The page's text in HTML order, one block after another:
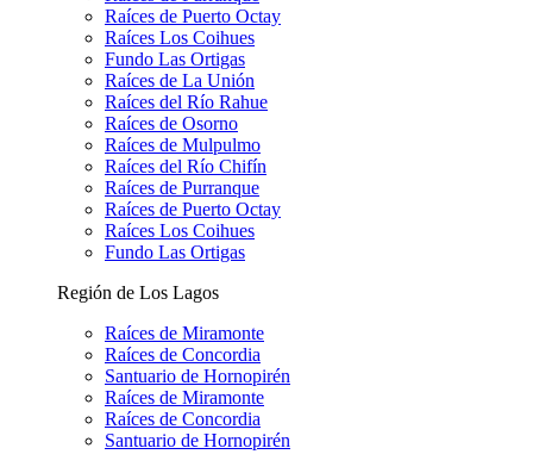
Raíces de Puerto Octay
Raíces Los Coihues
Fundo Las Ortigas
Raíces de La Unión
Raíces del Río Rahue
Raíces de Osorno
Raíces de Mulpulmo
Raíces del Río Chifín
Raíces de Purranque
Raíces de Puerto Octay
Raíces Los Coihues
Fundo Las Ortigas
Región de Los Lagos
Raíces de Miramonte
Raíces de Concordia
Santuario de Hornopirén
Raíces de Miramonte
Raíces de Concordia
Santuario de Hornopirén